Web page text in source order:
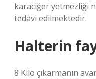
karaciğer yetmezliği
tedavi edilmektedir.
Halterin
8 Kilo çıkarmanın